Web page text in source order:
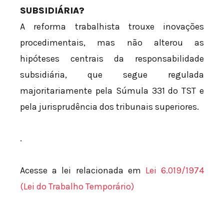
SUBSIDIÁRIA?
A reforma trabalhista trouxe inovações
procedimentais, mas não alterou as
hipóteses centrais da responsabilidade
subsidiária, que segue regulada
majoritariamente pela Súmula 331 do TST e
pela jurisprudência dos tribunais superiores.
.
Acesse a lei relacionada em Lei 6.019/1974
(Lei do Trabalho Temporário)